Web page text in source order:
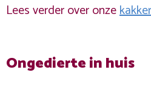
Lees verder over onze
Ongedierte in huis